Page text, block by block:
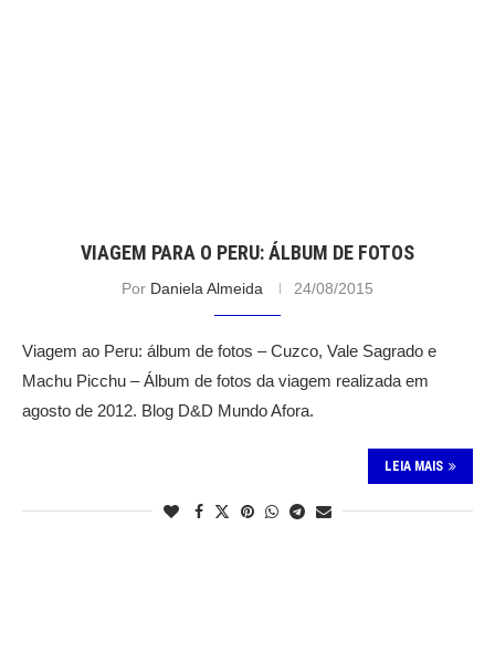
VIAGEM PARA O PERU: ÁLBUM DE FOTOS
Por Daniela Almeida 24/08/2015
Viagem ao Peru: álbum de fotos – Cuzco, Vale Sagrado e
Machu Picchu – Álbum de fotos da viagem realizada em
agosto de 2012. Blog D&D Mundo Afora.
LEIA MAIS